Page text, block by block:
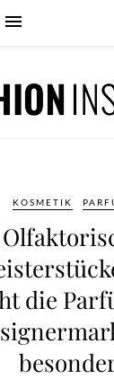
KOSMETIK
die